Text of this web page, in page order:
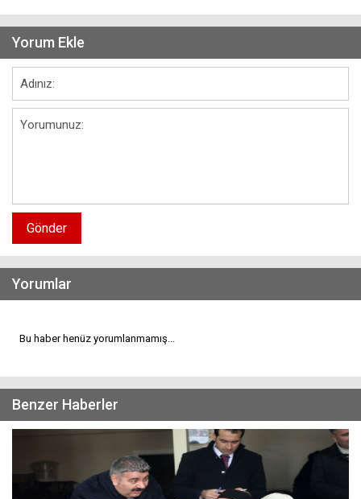
Yorum Ekle
Gönder
Yorumlar
Bu haber henüz yorumlanmamış...
Benzer Haberler